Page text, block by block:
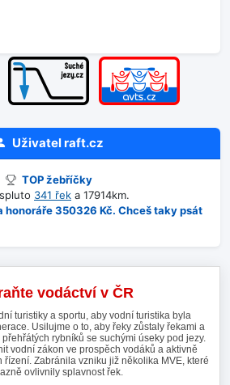
Uživatelraft.cz
TOP žebříčky
341 řek a 17914km.
honoráře 350326 Kč. Chceš taky psát